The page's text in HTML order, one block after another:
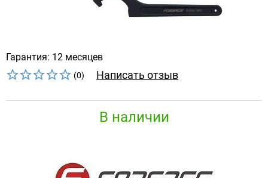
Гарантия: 12 месяцев
(0) Написать отзыв
В наличии